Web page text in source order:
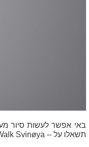
באי אפשר לעשות סיור
תשאלו על --Svinøya